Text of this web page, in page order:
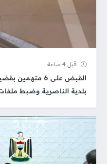
قبل 4 ساعة
القبض على 6
بلدية الناصرية وضبط